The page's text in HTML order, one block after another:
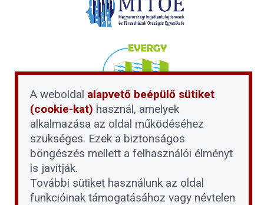
A weboldal alapvető beépülő sütiket
(cookie-kat) használ, amelyek
alkalmazása az oldal működéséhez
szükséges. Ezek a biztonságos
böngészés mellett a felhasználói élményt
is javítják.
További sütiket használunk az oldal
funkcióinak támogatásához vagy névtelen